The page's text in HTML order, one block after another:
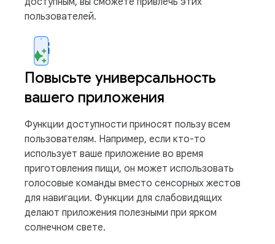
пользователей.
Повысьте универсальность
вашего приложения
Функции доступности приносят пользу всем
пользователям. Например, если кто-то
использует ваше приложение во время
приготовления пищи, он может использовать
голосовые команды вместо сенсорных жестов
для навигации. Функции для слабовидящих
делают приложения полезными при ярком
солнечном свете.